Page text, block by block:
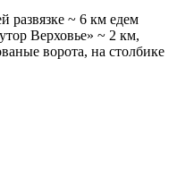
развязке ~ 6 км едем
Верховье» ~ 2 км,
ворота, на столбике